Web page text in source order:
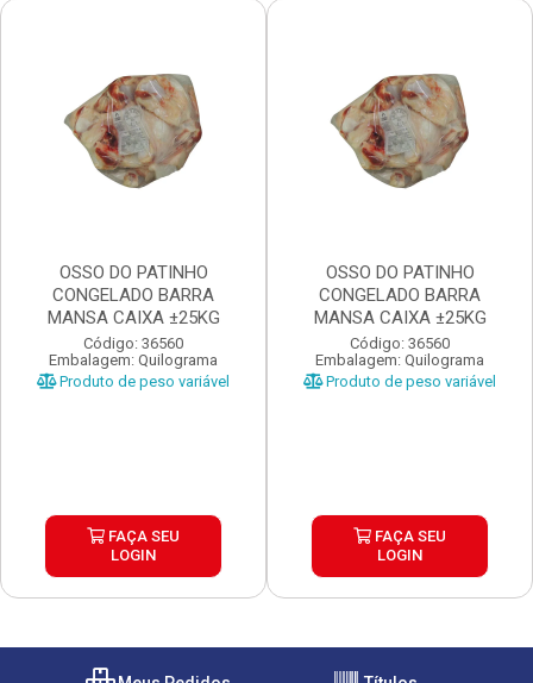
OSSO DO PATINHO
CONGELADO BARRA
MANSA CAIXA ±25KG
Código: 36560
Embalagem: Quilograma
Produto de peso variável
FAÇA SEU
LOGIN
OSSO DO PATINHO
CONGELADO BARRA
MANSA CAIXA ±25KG
Código: 36560
Embalagem: Quilograma
Produto de peso variável
FAÇA SEU
LOGIN